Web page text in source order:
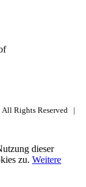
Rights Reserved |
dieser
zu. Weitere